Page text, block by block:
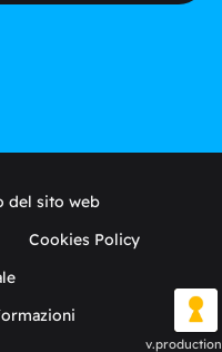
del sito web
Cookies Policy
v.production